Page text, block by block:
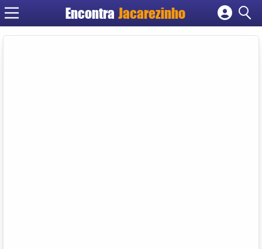
Encontra Jacarezinho
Cadastrar empresa